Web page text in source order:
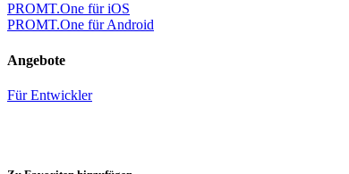
PROMT.One für iOS
PROMT.One für Android
Angebote
Für Entwickler